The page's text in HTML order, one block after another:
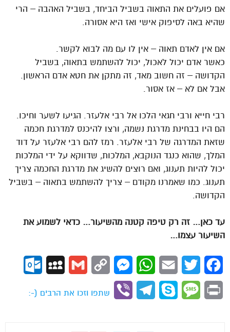
אם פועלים את התאוה בשביל הביחד, בשביל האהבה – הרי
שהיא באה לסיפוק אישי ואז היא אסורה.
אם אין לאדם תאוה – אין לו עם מה לבוא לקשר.
כאשר אדם יכול לאכול, יכול להשתמש בתאוה, בשביל
הקדושה – זה חשוב מאד, זה מתקן את חטא אדם הראשון.
אבל אם לא – אז אסור.
רבי חייא ורבי חגאי הלכו אל רבי אלעזר. הגיעו לשער וחיכו.
הם היו בבחינת מדרגת נשמה, ורצו להיכנס למדרגת חכמה
שזאת המדרגה של רבי אלעזר. רמז להם רבי אלעזר על דוד
המלך, שהוא כנגד הנוקבא, המלכות, שדווקא על ידי המלכות
יכול להיות תענוג, ואם רוצים להשיג את מדרגת החכמה צריך
תענוג. כמו שאמרנו מקודם – צריך להשתמש בתאוה – בשביל
הקדושה.
עד כאן… זה רק טיפה קטנה מהשיעור… כדאי לשמוע את
השיעור עצמו…
Facebook
Twitter
Email
WhatsApp
Messenger
Copy
Gmail
MySpace
Print
Message
Skype
Telegram
Viber
שתפו וזכו את הרבים (-: